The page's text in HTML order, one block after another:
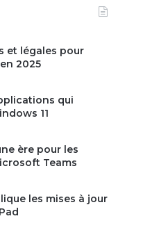
et légales pour
2025
qui
11
ère pour les
Teams
les mises à jour